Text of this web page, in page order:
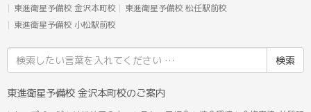
東進衛星予備校 金沢本町校
東進衛星予備校 松任駅前校
東進衛星予備校 小松駅前校
索
結
東進衛星予備校 金沢本町校のご案内